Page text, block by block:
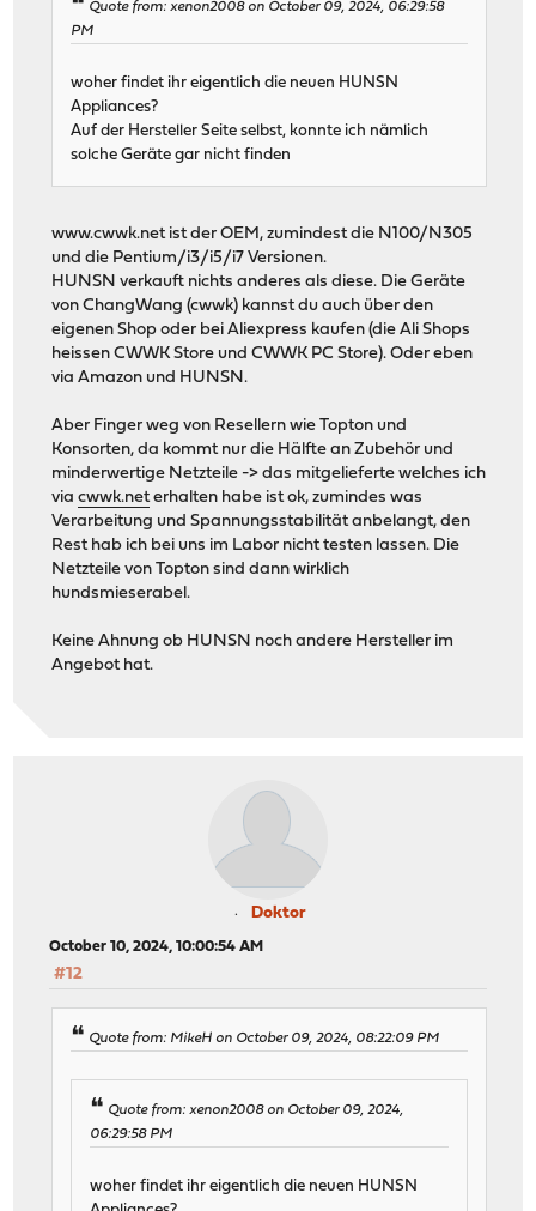
Quote from: xenon2008 on October 09, 2024, 06:29:58
PM
woher findet ihr eigentlich die neuen HUNSN
Appliances?
Auf der Hersteller Seite selbst, konnte ich nämlich
solche Geräte gar nicht finden
www.cwwk.net ist der OEM, zumindest die N100/N305
und die Pentium/i3/i5/i7 Versionen.
HUNSN verkauft nichts anderes als diese. Die Geräte
von ChangWang (cwwk) kannst du auch über den
eigenen Shop oder bei Aliexpress kaufen (die Ali Shops
heissen CWWK Store und CWWK PC Store). Oder eben
via Amazon und HUNSN.
Aber Finger weg von Resellern wie Topton und
Konsorten, da kommt nur die Hälfte an Zubehör und
minderwertige Netzteile -> das mitgelieferte welches ich
viacwwk.neterhalten habe ist ok, zumindes was
Verarbeitung und Spannungsstabilität anbelangt, den
Rest hab ich bei uns im Labor nicht testen lassen. Die
Netzteile von Topton sind dann wirklich
hundsmieserabel.
Keine Ahnung ob HUNSN noch andere Hersteller im
Angebot hat.
Doktor
October 10, 2024, 10:00:54 AM
#12
Quote from: MikeH on October 09, 2024, 08:22:09 PM
Quote from: xenon2008 on October 09, 2024,
06:29:58 PM
woher findet ihr eigentlich die neuen HUNSN